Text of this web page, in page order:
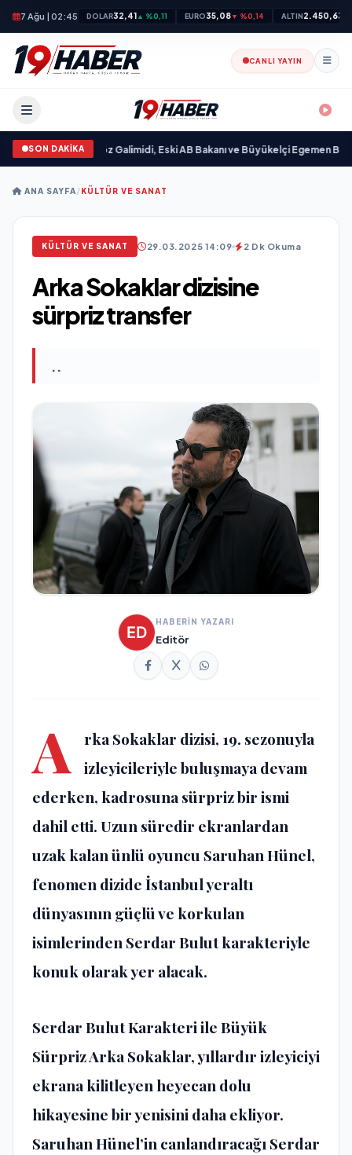
7 Ağu | 02:45 DOLAR32,41▲ %0,11 EURO35,08▼ %0,14 ALTIN2.450,63
CANLI YAYIN
SON DAKİKA
Ali Emre Açıkgöz Galimidi, Eski AB Bakanı ve Büyükelçi Egemen Bağış
ANA SAYFA/KÜLTÜR VE SANAT
KÜLTÜR VE SANAT 29.03.2025 14:09 2 Dk Okuma
Arka Sokaklar dizisine
sürpriz transfer
..
HABERİN YAZARI
Editör
A
rka Sokaklar dizisi, 19. sezonuyla
izleyicileriyle buluşmaya devam
ederken, kadrosuna sürpriz bir ismi
dahil etti. Uzun süredir ekranlardan
uzak kalan ünlü oyuncu Saruhan Hünel,
fenomen dizide İstanbul yeraltı
dünyasının güçlü ve korkulan
isimlerinden Serdar Bulut karakteriyle
konuk olarak yer alacak.
Serdar Bulut Karakteri ile Büyük
Sürpriz Arka Sokaklar, yıllardır izleyiciyi
ekrana kilitleyen heyecan dolu
hikayesine bir yenisini daha ekliyor.
Saruhan Hünel’in canlandıracağı Serdar